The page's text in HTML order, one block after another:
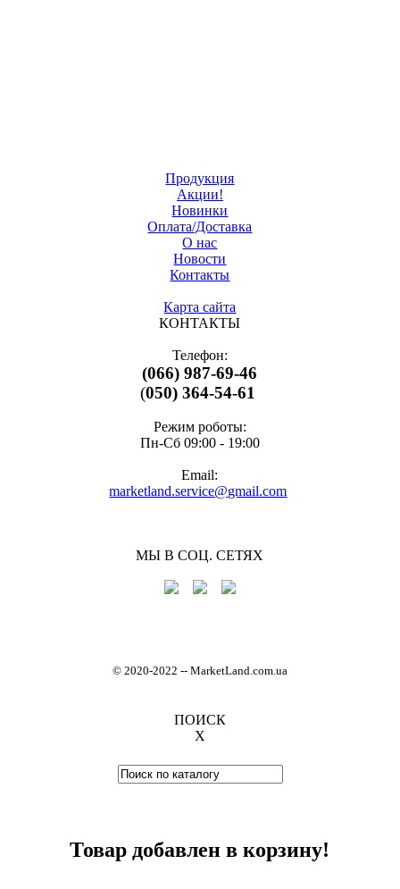
Продукция
Акции!
Новинки
Оплата/Доставка
О нас
Новости
Контакты
Карта сайта
КОНТАКТЫ
Телефон:
(066) 987-69-46
(050) 364-54-61
Режим роботы:
Пн-Cб 09:00 - 19:00
Email:
marketland.service@gmail.com
МЫ В СОЦ. СЕТЯХ
© 2020-2022 -- MarketLand.com.ua
ПОИСК
X
Товар добавлен в корзину!